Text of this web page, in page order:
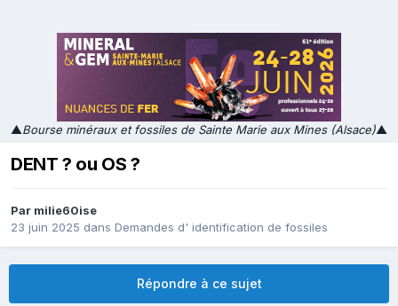
▲Bourse minéraux et fossiles de Sainte Marie aux Mines (Alsace)▲
DENT ? ou OS ?
Par milie60ise
23 juin 2025 dans Demandes d' identification de fossiles
Répondre à ce sujet